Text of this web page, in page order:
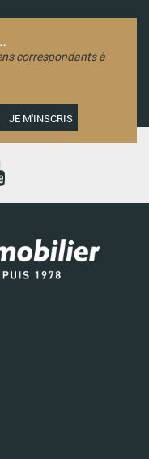
correspondants à
JE M'INSCRIS